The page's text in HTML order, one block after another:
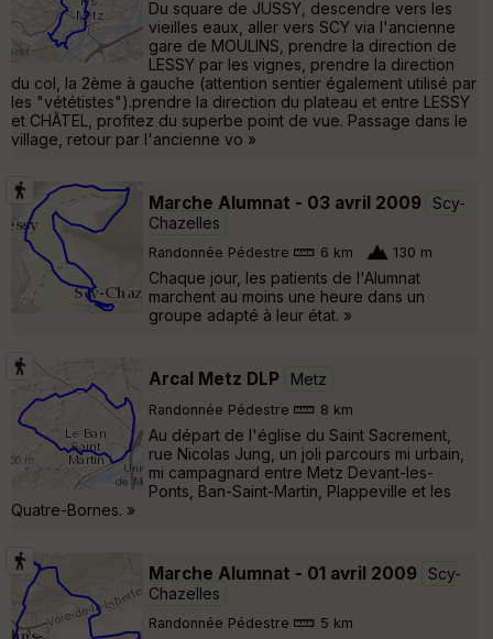
Du square de JUSSY, descendre vers les
vieilles eaux, aller vers SCY via l'ancienne
gare de MOULINS, prendre la direction de
LESSY par les vignes, prendre la direction
du col, la 2ème à gauche (attention sentier également utilisé par
les "vététistes").prendre la direction du plateau et entre LESSY
et CHÂTEL, profitez du superbe point de vue. Passage dans le
village, retour par l'ancienne vo »
Marche Alumnat - 03 avril 2009
Scy-
Chazelles
Randonnée Pédestre 6 km 130 m
Chaque jour, les patients de l'Alumnat
marchent au moins une heure dans un
groupe adapté à leur état. »
Arcal Metz DLP Metz
Randonnée Pédestre 8 km
Au départ de l'église du Saint Sacrement,
rue Nicolas Jung, un joli parcours mi urbain,
mi campagnard entre Metz Devant-les-
Ponts, Ban-Saint-Martin, Plappeville et les
Quatre-Bornes. »
Marche Alumnat - 01 avril 2009
Scy-
Chazelles
Randonnée Pédestre 5 km